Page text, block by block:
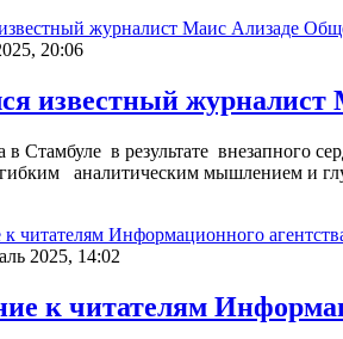
20:06
известный журналист
в Стамбуле в результате внезапного
аналитическим мышлением и
2025, 14:02
к читателям